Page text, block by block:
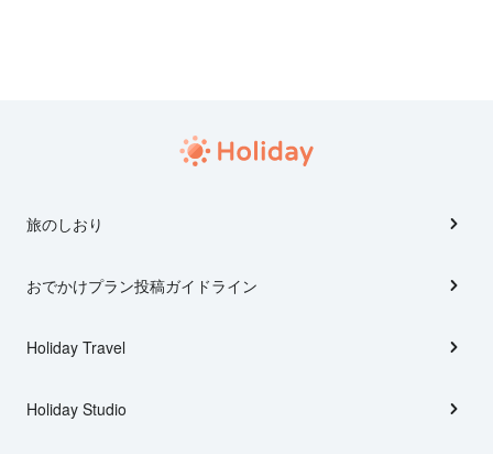
旅のしおり
おでかけプラン投稿ガイドライン
Holiday Travel
Holiday Studio